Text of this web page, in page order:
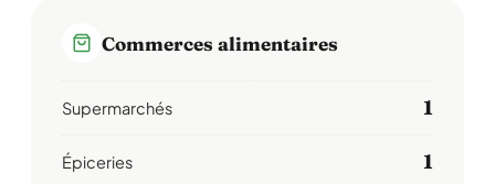
Commerces alimentaires
Supermarchés 1
Épiceries 1